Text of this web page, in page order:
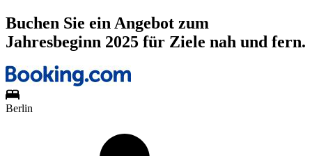
Buchen Sie ein Angebot zum
Jahresbeginn 2025 für Ziele nah und fern.
Berlin